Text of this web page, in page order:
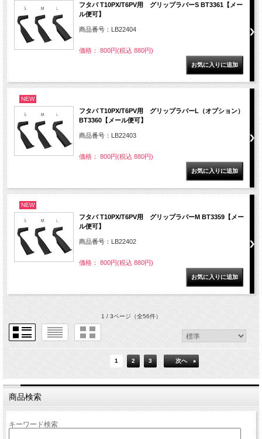
フタバ T10PX/T6PV用 グリップラバーS BT3361【メー
ル便可】
商品番号：LB22404
価格： 800円(税込 880円)
NEW
フタバ T10PX/T6PV用 グリップラバーL（オプション）
BT3360【メール便可】
商品番号：LB22403
価格： 800円(税込 880円)
NEW
フタバ T10PX/T6PV用 グリップラバーM BT3359【メー
ル便可】
商品番号：LB22402
価格： 800円(税込 880円)
1 / 3ページ（全56件）
1 2 3 次へ
商品検索
キーワード検索